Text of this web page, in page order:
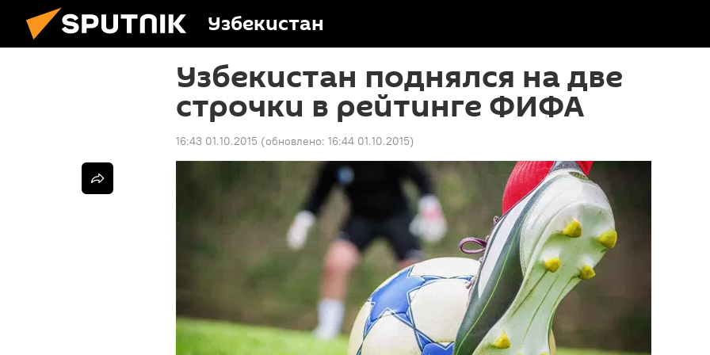
Узбекистан
Узбекистан поднялся на две
строчки в рейтинге ФИФА
16:43 01.10.2015 (обновлено: 16:44 01.10.2015)